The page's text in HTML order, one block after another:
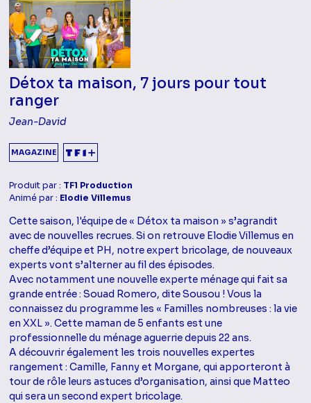
Détox ta maison, 7 jours pour tout
ranger
Jean-David
MAGAZINE
Produit par : TF1 Production
Animé par : Elodie Villemus
Cette saison, l'équipe de « Détox ta maison » s’agrandit
avec de nouvelles recrues. Si on retrouve Elodie Villemus en
cheffe d’équipe et PH, notre expert bricolage, de nouveaux
experts vont s’alterner au fil des épisodes.
Avec notamment une nouvelle experte ménage qui fait sa
grande entrée : Souad Romero, dite Sousou ! Vous la
connaissez du programme les « Familles nombreuses : la vie
en XXL ». Cette maman de 5 enfants est une
professionnelle du ménage aguerrie depuis 22 ans.
A découvrir également les trois nouvelles expertes
rangement : Camille, Fanny et Morgane, qui apporteront à
tour de rôle leurs astuces d’organisation, ainsi que Matteo
qui sera un second expert bricolage.